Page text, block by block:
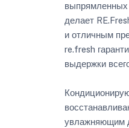
выпрямленных
делает
и отличным
re.fresh
выдержки
увлажняющим